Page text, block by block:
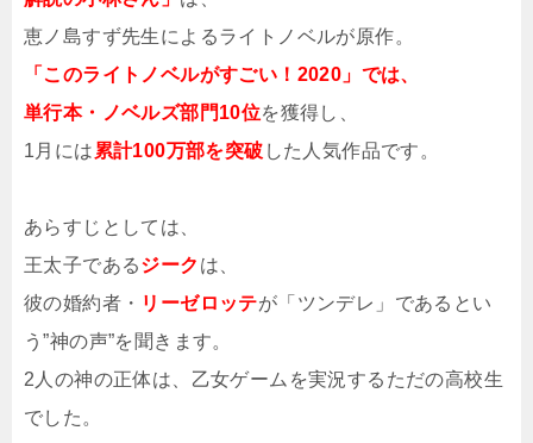
恵ノ島すず先生によるライトノベルが原作。
「このライトノベルがすごい！2020」では、
単行本・ノベルズ部門10位を獲得し、
1月には 累計100万部を突破 した人気作品です。
あらすじとしては、
王太子であるジーク は、
彼の婚約者・ リーゼロッテが「ツンデレ」であるとい
う”神の声”を聞きます。
2人の神の正体は、乙女ゲームを実況するただの高校生
でした。